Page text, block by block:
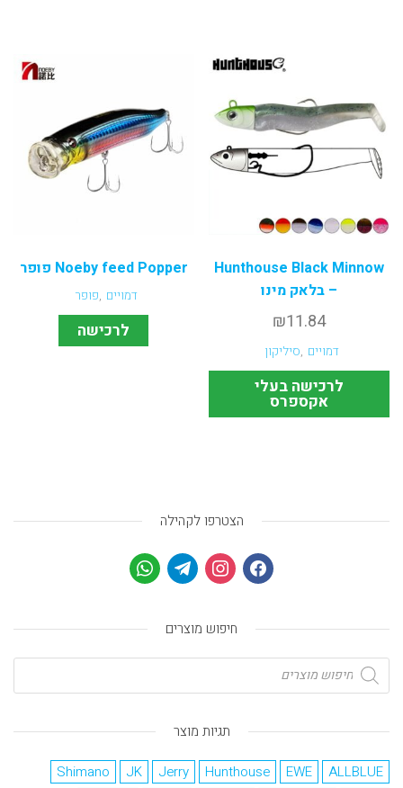
Hunthouse Black Minnow
– בלאק מינו
₪11.84
דמויים ,סיליקון
לרכישה בעלי
אקספרס
Noeby feed Popper פופר
דמויים ,פופר
לרכישה
הצטרפו לקהילה
חיפוש מוצרים
תגיות מוצר
ALLBLUE
EWE
Hunthouse
Jerry
JK
Shimano